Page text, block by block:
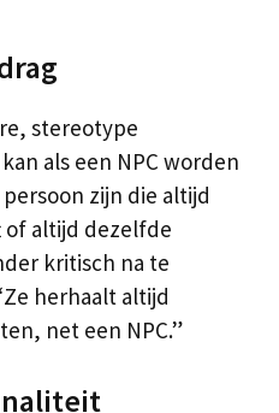
stereotype
als een NPC worden
zijn die altijd
of altijd dezelfde
kritisch na te
herhaalt altijd
net een NPC.”